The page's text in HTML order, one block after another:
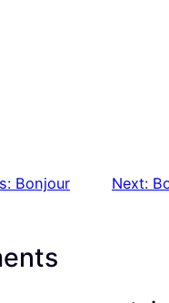
Bonjour
Next: